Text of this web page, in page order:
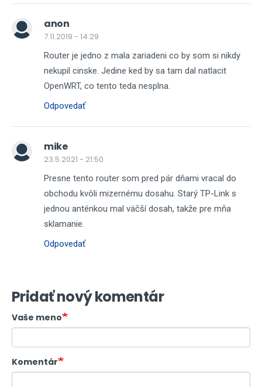
anon
7.11.2019 - 14:29
Router je jedno z mala zariadeni co by som si nikdy
nekupil cinske. Jedine ked by sa tam dal natlacit
OpenWRT, co tento teda nesplna.
Odpovedať
mike
23.5.2021 - 21:50
Presne tento router som pred pár dňami vracal do
obchodu kvôli mizernému dosahu. Starý TP-Link s
jednou anténkou mal väčší dosah, takže pre mňa
sklamanie.
Odpovedať
Pridať nový komentár
Vaše meno
Komentár